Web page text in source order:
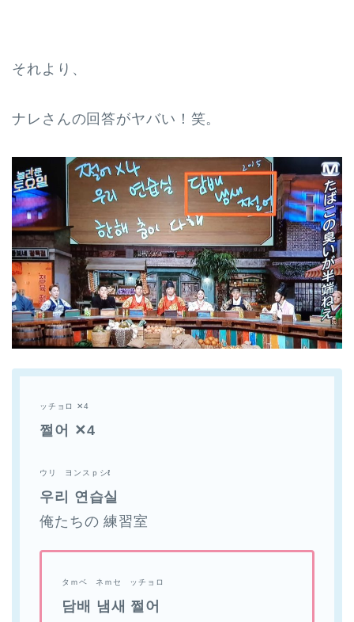
それより、
ナレさんの回答がヤバい！笑。
ッチョロ ✕4
쩔어 ✕4
ウリ ヨンスｐシℓ
우리 연습실
俺たちの 練習室
タｍベ ネｍセ ッチョロ
담배 냄새 쩔어